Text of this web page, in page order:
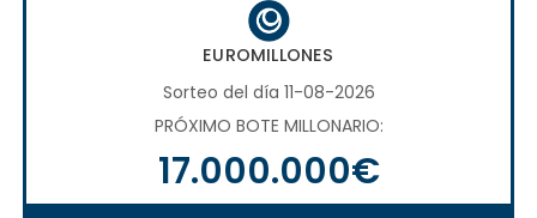
EUROMILLONES
Sorteo del día 11-08-2026
PRÓXIMO BOTE MILLONARIO:
17.000.000€